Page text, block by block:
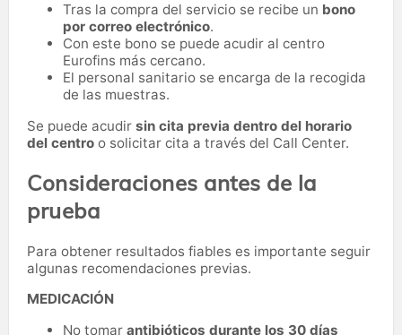
Tras la compra del servicio se recibe un bono
por correo electrónico.
Con este bono se puede acudir al centro
Eurofins más cercano.
El personal sanitario se encarga de la recogida
de las muestras.
Se puede acudir sin cita previa dentro del horario
del centro o solicitar cita a través del Call Center.
Consideraciones antes de la
prueba
Para obtener resultados fiables es importante seguir
algunas recomendaciones previas.
MEDICACIÓN
No tomar antibióticos durante los 30 días